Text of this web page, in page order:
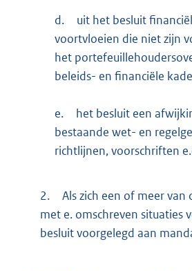
d.
uit het besluit
voortvloeien die niet zijn
het
beleids- en financiële
e.
het besluit een
bestaande wet- en
richtlijnen, voorschriften
2.
Als zich een of meer
met e. omschreven situaties
besluit voorgelegd aan